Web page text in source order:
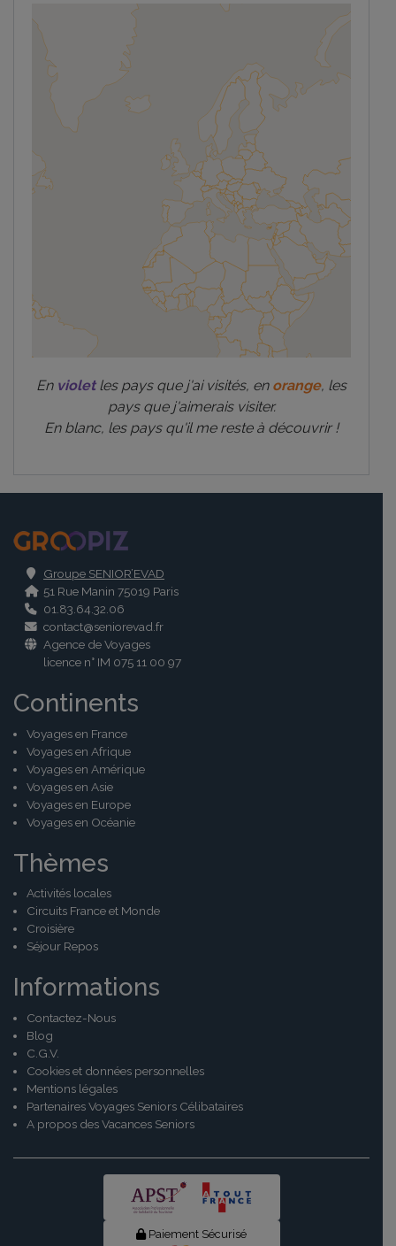
En violetles pays que j'ai visités, en orange, les
pays que j'aimerais visiter.
En blanc, les pays qu'il me reste à découvrir !
Groupe SENIOR’EVAD
51 Rue Manin 75019 Paris
01.83.64.32.06
contact@seniorevad.fr
Agence de Voyages
licence n° IM 075 11 00 97
Continents
Voyages en France
Voyages en Afrique
Voyages en Amérique
Voyages en Asie
Voyages en Europe
Voyages en Océanie
Thèmes
Activités locales
Circuits France et Monde
Croisière
Séjour Repos
Informations
Contactez-Nous
Blog
C.G.V.
Cookies et données personnelles
Mentions légales
Partenaires Voyages Seniors Célibataires
A propos des Vacances Seniors
Paiement Sécurisé